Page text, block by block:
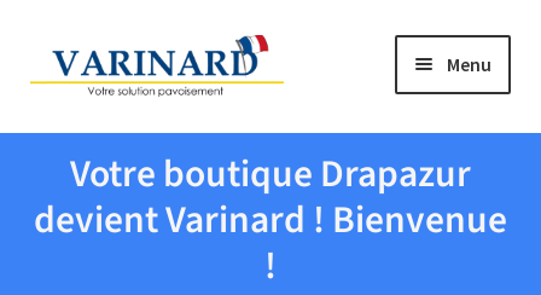
Aller à la navigation
Aller au contenu Menu
Tous les produits
Drapeaux et pavillons
Votre boutique Drapazur
devient Varinard ! Bienvenue
!